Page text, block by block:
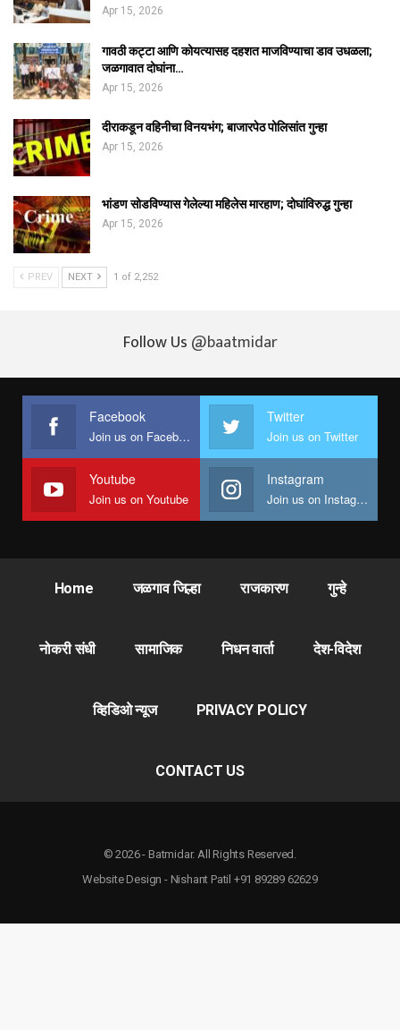
Apr 15, 2026
गावठी कट्टा आणि कोयत्यासह दहशत माजविण्याचा डाव उधळला;
जळगावात दोघांना…
Apr 15, 2026
दीराकडून वहिनीचा विनयभंग; बाजारपेठ पोलिसांत गुन्हा
Apr 15, 2026
भांडण सोडविण्यास गेलेल्या महिलेस मारहाण; दोघांविरुद्ध गुन्हा
Apr 15, 2026
PREV NEXT 1 of 2,252
Follow Us @baatmidar
Facebook
Join us on Facebook
Twitter
Join us on Twitter
Youtube
Join us on Youtube
Instagram
Join us on Instagram
Home जळगाव जिल्हा राजकारण गुन्हे
नोकरी संधी सामाजिक निधन वार्ता देश-विदेश
व्हिडिओ न्यूज PRIVACY POLICY
CONTACT US
© 2026 - Batmidar. All Rights Reserved.
Website Design - Nishant Patil +91 89289 62629